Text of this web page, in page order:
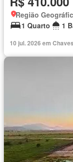
Região
1 Quarto
1
10 jul. 2026 em